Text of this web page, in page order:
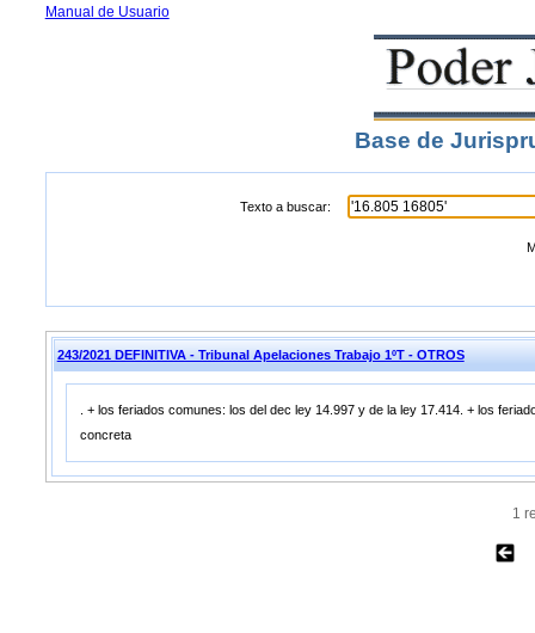
Manual de Usuario
Base de
Texto a buscar:
243/2021 DEFINITIVA - Tribunal Apelaciones Trabajo 1ºT - OTROS
. + los feriados comunes: los del dec ley 14.997 y de la ley 17.414. + los
concreta
1